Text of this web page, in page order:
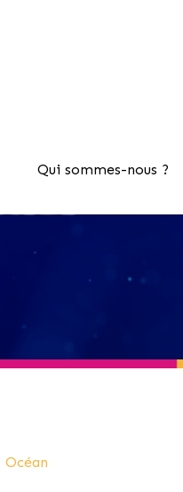
Qui sommes-nous ?